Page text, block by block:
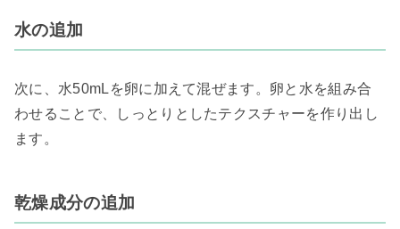
水の追加
次に、水50mLを卵に加えて混ぜます。卵と水を組み合
わせることで、しっとりとしたテクスチャーを作り出し
ます。
乾燥成分の追加